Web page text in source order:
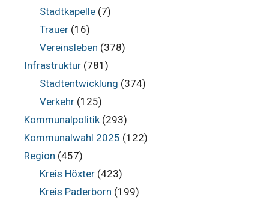
Stadtkapelle(7)
Trauer(16)
Vereinsleben (378)
Infrastruktur (781)
Stadtentwicklung (374)
Verkehr(125)
Kommunalpolitik(293)
Kommunalwahl 2025 (122)
Region (457)
Kreis Höxter(423)
Kreis Paderborn (199)